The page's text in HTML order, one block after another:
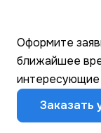
Оформите
ближайшее
интересующие
Заказать